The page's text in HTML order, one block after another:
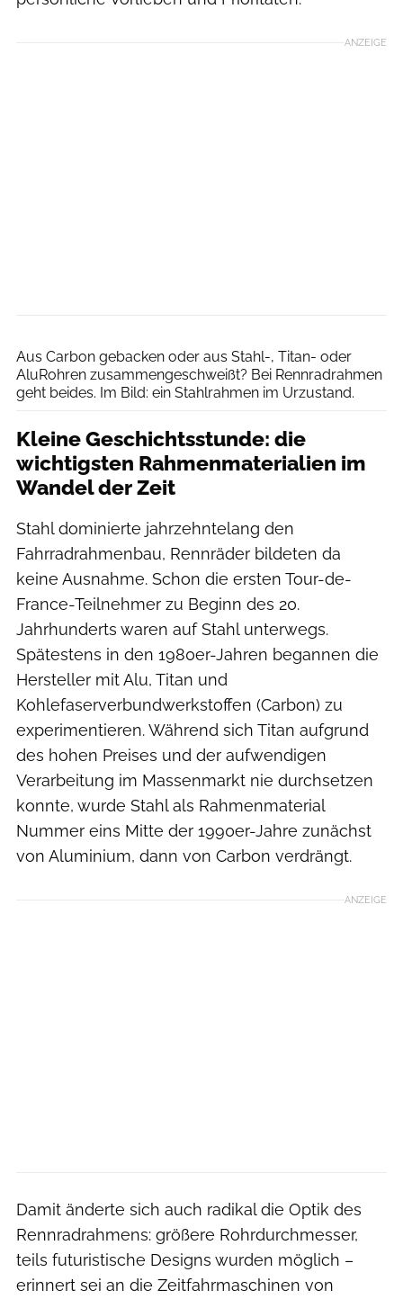
ANZEIGE
Aus Carbon gebacken oder aus Stahl-, Titan- oder
AluRohren zusammengeschweißt? Bei Rennradrahmen
geht beides. Im Bild: ein Stahlrahmen im Urzustand.
Kleine Geschichtsstunde: die
wichtigsten Rahmenmaterialien im
Wandel der Zeit
Stahl dominierte jahrzehntelang den
Fahrradrahmenbau, Rennräder bildeten da
keine Ausnahme. Schon die ersten Tour-de-
France-Teilnehmer zu Beginn des 20.
Jahrhunderts waren auf Stahl unterwegs.
Spätestens in den 1980er-Jahren begannen die
Hersteller mit Alu, Titan und
Kohlefaserverbundwerkstoffen (Carbon) zu
experimentieren. Während sich Titan aufgrund
des hohen Preises und der aufwendigen
Verarbeitung im Massenmarkt nie durchsetzen
konnte, wurde Stahl als Rahmenmaterial
Nummer eins Mitte der 1990er-Jahre zunächst
von Aluminium, dann von Carbon verdrängt.
ANZEIGE
Damit änderte sich auch radikal die Optik des
Rennradrahmens: größere Rohrdurchmesser,
teils futuristische Designs wurden möglich –
erinnert sei an die Zeitfahrmaschinen von